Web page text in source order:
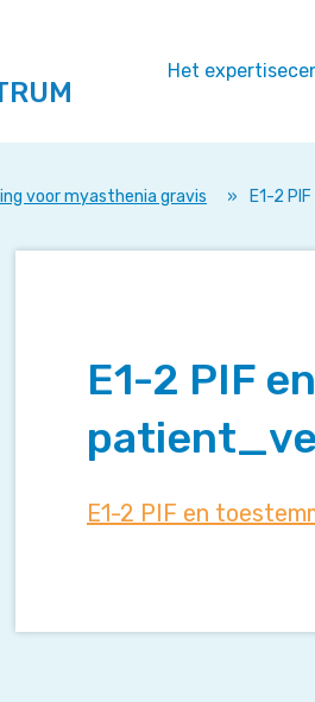
Het
voor myasthenia gravis » E1-2
E1-2 PIF
E1-2 PIF en